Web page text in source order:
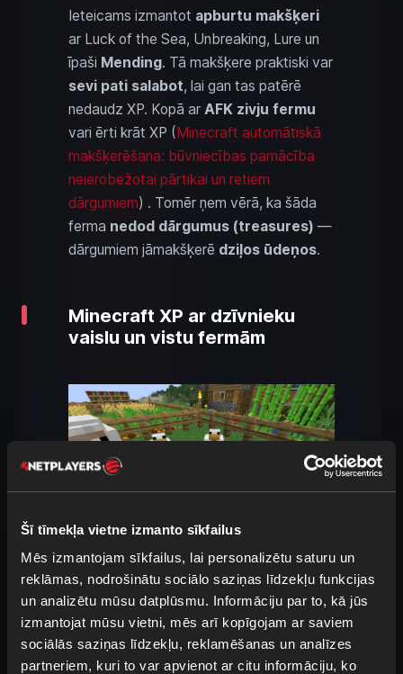
Šī tīmekļa vietne izmanto sīkfailus
Mēs izmantojam sīkfailus, lai personalizētu saturu un
reklāmas, nodrošinātu sociālo saziņas līdzekļu funkcijas
un analizētu mūsu datplūsmu. Informāciju par to, kā jūs
izmantojat mūsu vietni, mēs arī kopīgojam ar saviem
sociālās saziņas līdzekļu, reklamēšanas un analīzes
partneriem, kuri to var apvienot ar citu informāciju, ko
Ieteicams izmantot apburtu makšķeri
ar Luck of the Sea, Unbreaking, Lure un
īpaši Mending. Tā makšķere praktiski var
sevi pati salabot, lai gan tas patērē
nedaudz XP. Kopā ar AFK zivju fermu
vari ērti krāt XP (Minecraft automātiskā
makšķerēšana: būvniecības pamācība
neierobežotai pārtikai un retiem
dārgumiem) . Tomēr ņem vērā, ka šāda
ferma nedod dārgumus (treasures) —
dārgumiem jāmakšķerē dziļos ūdeņos.
Minecraft XP ar dzīvnieku
vaislu un vistu fermām
Dzīvnieku audzēšanaMinecraft ir
svarīga, lai atjaunojami iegūtu resursus.
Pie
katras pārošanas
saņemsi nelielu XP
daudzumu — līdzīgi kā makšķerējot,
apmēram1 līdz 7 XP par katru